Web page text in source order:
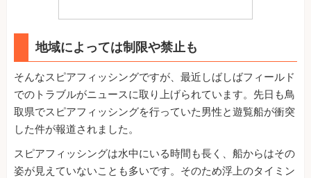
地域によっては制限や禁止も
そんなスピアフィッシングですが、最近しばしばフィールド
でのトラブルがニュースに取り上げられています。先日も鳥
取県でスピアフィッシングを行っていた男性と遊覧船が衝突
した件が報道されました。
スピアフィッシングは水中にいる時間も長く、船からはその
姿が見えていないことも多いです。そのため浮上のタイミン